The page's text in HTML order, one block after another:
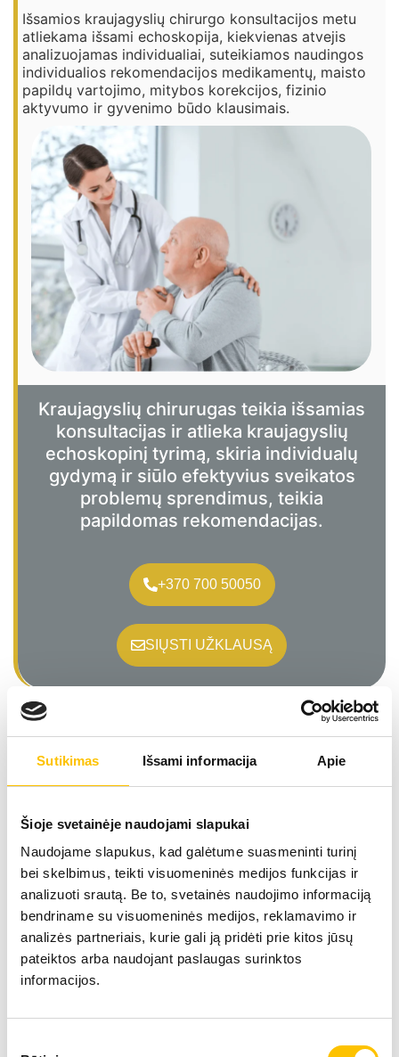
Sutikimas Išsami informacija Apie
Šioje svetainėje naudojami slapukai
Naudojame slapukus, kad galėtume suasmeninti turinį
bei skelbimus, teikti visuomeninės medijos funkcijas ir
analizuoti srautą. Be to, svetainės naudojimo informaciją
bendriname su visuomeninės medijos, reklamavimo ir
analizės partneriais, kurie gali ją pridėti prie kitos jūsų
pateiktos arba naudojant paslaugas surinktos
informacijos.
Išsamios kraujagyslių chirurgo konsultacijos metu
atliekama išsami echoskopija, kiekvienas atvejis
analizuojamas individualiai, suteikiamos naudingos
individualios rekomendacijos medikamentų, maisto
papildų vartojimo, mitybos korekcijos, fizinio
aktyvumo ir gyvenimo būdo klausimais.
Kraujagyslių chirurugas teikia išsamias
konsultacijas ir atlieka kraujagyslių
echoskopinį tyrimą, skiria individualų
gydymą ir siūlo efektyvius sveikatos
problemų sprendimus, teikia
papildomas rekomendacijas.
+370 700 50050
SIŲSTI UŽKLAUSĄ
Specialistai
RAMŪNAS KVIETKAUSKAS
Gydytojas kraujagyslių chirurgas yra ekspertas
kraujagyslinių ligų diagnostikoje ir specializuojasi
atliekant efektyvias lazerines venų operacijas. Jo
aukštas profesionalumas garantuoja kokybišką
paslaugą ir rūpestingą pacientų priežiūrą.